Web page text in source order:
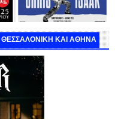
ΘΕΣΣΑΛΟΝΙΚΗ ΚΑΙ ΑΘΗΝΑ